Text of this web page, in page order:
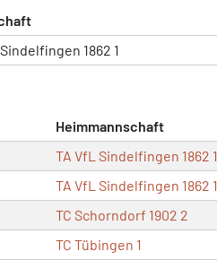
1862 1
Heimmannschaft
TA VfL Sindelfingen 1862 1
TA VfL Sindelfingen 1862 1
TC Schorndorf 1902 2
TC Tübingen 1